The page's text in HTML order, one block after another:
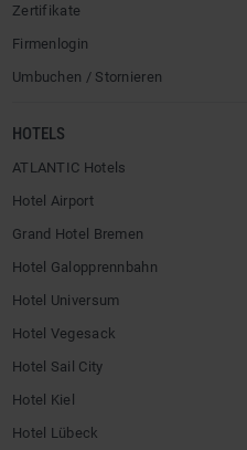
Zertifikate
Firmenlogin
Umbuchen / Stornieren
HOTELS
ATLANTIC Hotels
Hotel Airport
Grand Hotel Bremen
Hotel Galopprennbahn
Hotel Universum
Hotel Vegesack
Hotel Sail City
Hotel Kiel
Hotel Lübeck